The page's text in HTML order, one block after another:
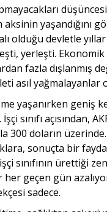
yaşandığını
olduğu devletle
yerleşti. Ekonomik
fazla dışlanmış
asıl yağmalayanlar
yaşanırken geniş
sınıfı açısından,
300 doların
sonuçta bir fayda
sınıfının ürettiği
her geçen gün
sadece.